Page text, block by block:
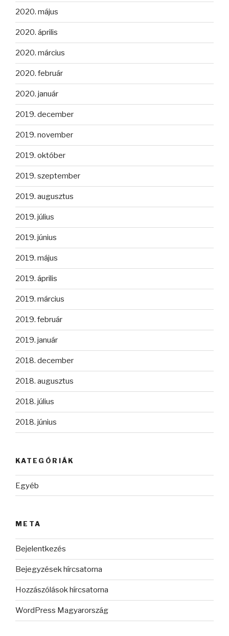
2020. május
2020. április
2020. március
2020. február
2020. január
2019. december
2019. november
2019. október
2019. szeptember
2019. augusztus
2019. július
2019. június
2019. május
2019. április
2019. március
2019. február
2019. január
2018. december
2018. augusztus
2018. július
2018. június
KATEGÓRIÁK
Egyéb
META
Bejelentkezés
Bejegyzések hírcsatorna
Hozzászólások hírcsatorna
WordPress Magyarország